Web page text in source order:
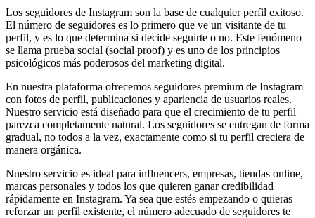
Los seguidores de Instagram son la base de cualquier perfil exitoso.
El número de seguidores es lo primero que ve un visitante de tu
perfil, y es lo que determina si decide seguirte o no. Este fenómeno
se llama prueba social (social proof) y es uno de los principios
psicológicos más poderosos del marketing digital.
En nuestra plataforma ofrecemos seguidores premium de Instagram
con fotos de perfil, publicaciones y apariencia de usuarios reales.
Nuestro servicio está diseñado para que el crecimiento de tu perfil
parezca completamente natural. Los seguidores se entregan de forma
gradual, no todos a la vez, exactamente como si tu perfil creciera de
manera orgánica.
Nuestro servicio es ideal para influencers, empresas, tiendas online,
marcas personales y todos los que quieren ganar credibilidad
rápidamente en Instagram. Ya sea que estés empezando o quieras
reforzar un perfil existente, el número adecuado de seguidores te